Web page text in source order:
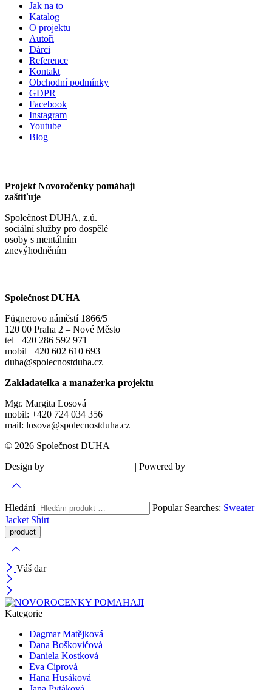
Jak na to
Katalog
O projektu
Autoři
Dárci
Reference
Kontakt
Obchodní podmínky
GDPR
Facebook
Instagram
Youtube
Blog
Projekt Novoročenky pomáhají
zaštiťuje
Společnost DUHA, z.ú.
sociální služby pro dospělé
osoby s mentálním
znevýhodněním
Společnost DUHA
Fügnerovo náměstí 1866/5
120 00 Praha 2 – Nové Město
tel +420 286 592 971
mobil +420 602 610 693
duha@spolecnostduha.cz
Zakladatelka a manažerka projektu
Mgr. Margita Losová
mobil: +420 724 034 356
mail: losova@spolecnostduha.cz
© 2026 Společnost DUHA
Design by
| Powered by
Hledání Popular Searches: Sweater
Jacket Shirt
Váš dar
Kategorie
Dagmar Matějková
Dana Boškovičová
Daniela Kostková
Eva Ciprová
Hana Husáková